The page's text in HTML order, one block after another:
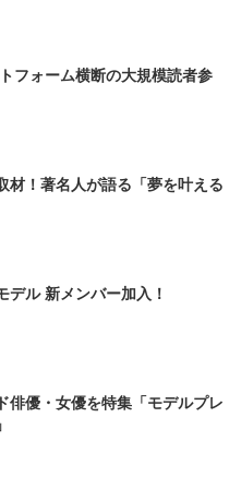
フォーム横断の大規模読者参
材！著名人が語る「夢を叶える
デル 新メンバー加入！
俳優・女優を特集「モデルプレ